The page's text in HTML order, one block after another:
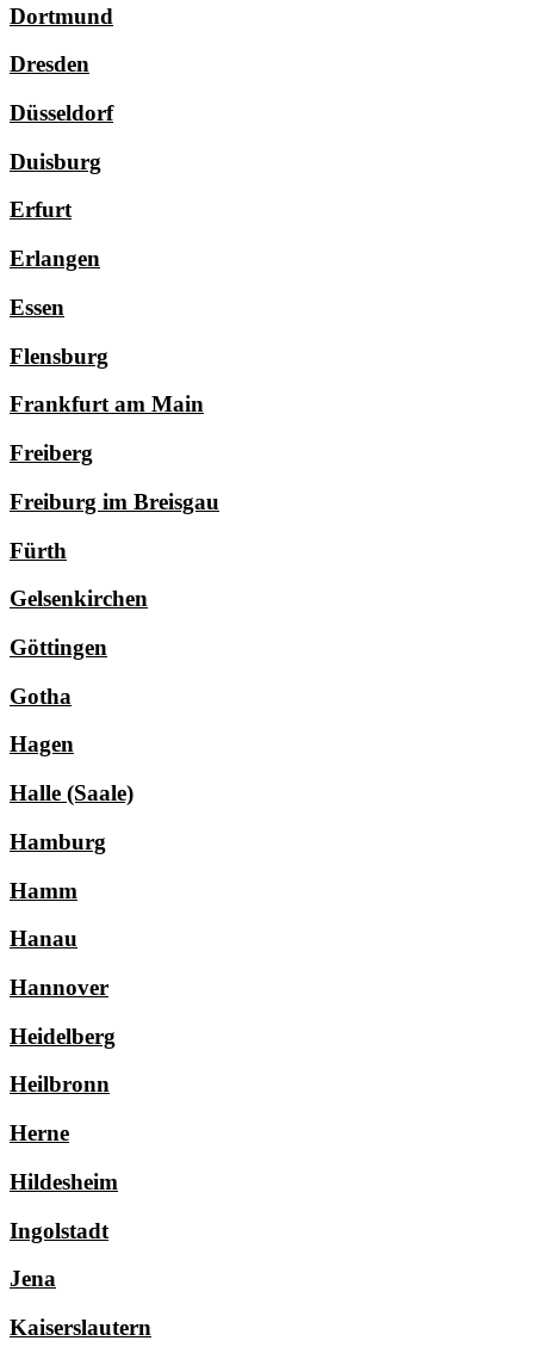
Dortmund
Dresden
Düsseldorf
Duisburg
Erfurt
Erlangen
Essen
Flensburg
Frankfurt am Main
Freiberg
Freiburg im Breisgau
Fürth
Gelsenkirchen
Göttingen
Gotha
Hagen
Halle (Saale)
Hamburg
Hamm
Hanau
Hannover
Heidelberg
Heilbronn
Herne
Hildesheim
Ingolstadt
Jena
Kaiserslautern